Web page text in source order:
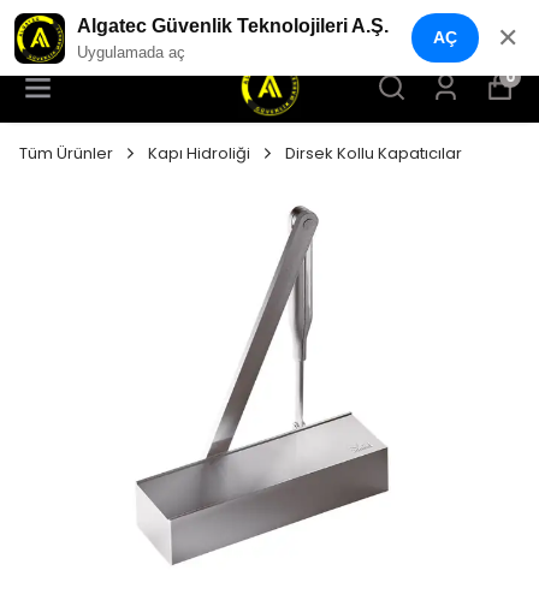
YENI NESIL GÜVENLIK GEÇIŞ SISTEMLERI
0
Tüm Ürünler Kapı Hidroliği Dirsek Kollu Kapatıcılar
Algatec Güvenlik Teknolojileri A.Ş.
Uygulamada aç
AÇ ✕